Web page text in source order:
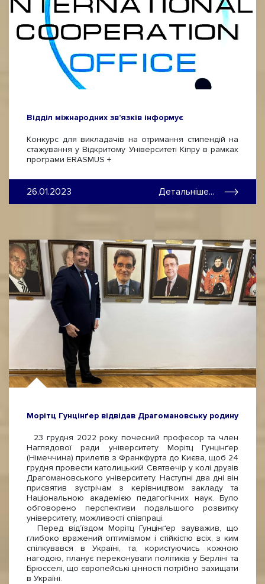
Відділ міжнародних зв’язків інформує
Конкурс для викладачів на отримання стипендій на
стажування у Відкритому Університеті Кіпру в рамках
програми ERASMUS +
26.01.2023 Детальніше...
Морітц Гунцінґер відвідав Драгомановську родину
23 грудня 2022 року почесний професор та член
Наглядової ради університету Морітц Гунцінґер
(Німеччина) прилетів з Франкфурта до Києва, щоб 24
грудня провести католицький Святвечір у колі друзів
Драгомановського університету. Наступні два дні він
присвятив зустрічам з керівництвом закладу та
Національною академією педагогічних наук. Було
обговорено перспективи подальшого розвитку
університету, можливості співпраці.
Перед від’їздом Морітц Гунцінґер зауважив, що
глибоко вражений оптимізмом і стійкістю всіх, з ким
спілкувався в Україні, та, користуючись кожною
нагодою, планує переконувати політиків у Берліні та
Брюсселі, що європейські цінності потрібно захищати
в Україні.